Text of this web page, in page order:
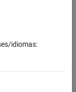
idiomas: